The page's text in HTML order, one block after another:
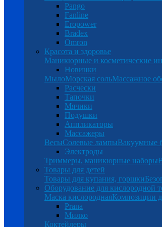
Pango
Fanline
Eropower
Bradex
Omron
Красота и здоровье
Маникюрные и косметические
Новинки
МылоМорская сольМассажное
Расчески
Тапочки
Мячики
Подушки
Аппликаторы
Массажеры
ВесыСолевые лампыВакуумные
Электроды
Триммеры, маникюрные наборы
Товары для детей
Товары для купания, горшки
Оборудование для кислородной
Маска кислороднаяКомпозиции
Prana
Милко
Коктейлеры